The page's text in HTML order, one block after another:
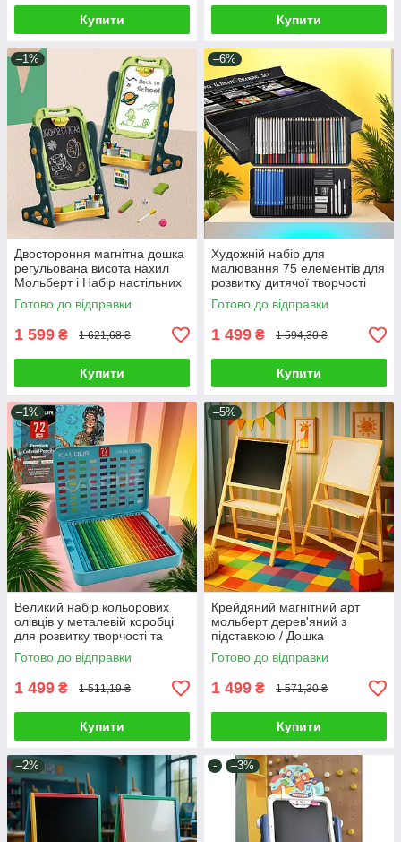
Купити Купити
–1%
Двостороння магнітна дошка
регульована висота нахил
Мольберт і Набір настільних
ігор літери цифри крейда
маркер
Готово до відправки
1 599 ₴ 1 621,68 ₴
Купити
–6%
Художній набір для
малювання 75 елементів для
розвитку дитячої творчості
кольорові олівці скетчбук
Готово до відправки
1 499 ₴ 1 594,30 ₴
Купити
–1%
Великий набір кольорових
олівців у металевій коробці
для розвитку творчості та
малювання юному художнику
Готово до відправки
1 499 ₴ 1 511,19 ₴
Купити
–5%
Крейдяний магнітний арт
мольберт дерев'яний з
підставкою / Дошка
обертається Творчий куточок
для малювання дітям
Готово до відправки
1 499 ₴ 1 571,30 ₴
Купити
–2% - –3%